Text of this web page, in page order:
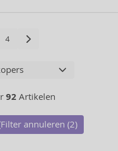
4
92 Artikelen
Filter annuleren (2)